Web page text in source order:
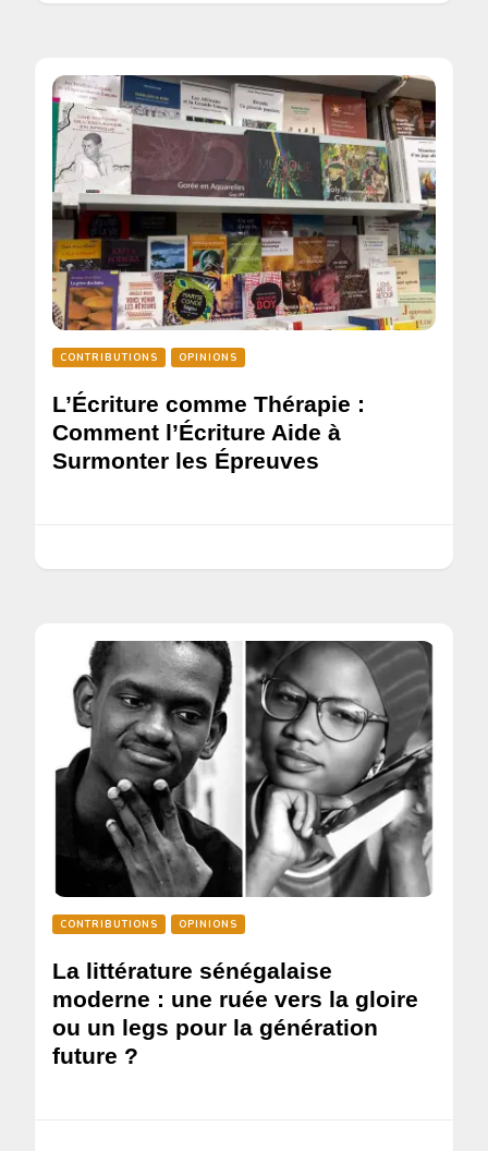
CONTRIBUTIONS OPINIONS
L’Écriture comme Thérapie :
Comment l’Écriture Aide à
Surmonter les Épreuves
CONTRIBUTIONS OPINIONS
La littérature sénégalaise
moderne : une ruée vers la gloire
ou un legs pour la génération
future ?